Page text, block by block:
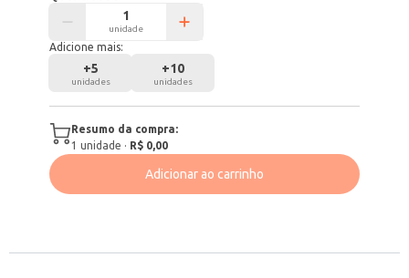
unidade
Adicione mais:
+5
unidades
+10
unidades
Resumo da compra:
1 unidade · R$ 0,00
Adicionar ao carrinho